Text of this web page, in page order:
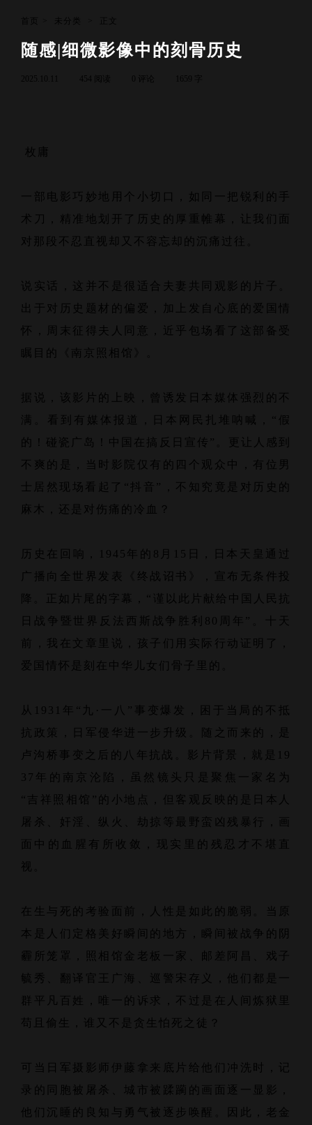
首页 未分类
随感|细微影像中的刻骨历史
2025.10.11 454 阅读 0 评论 1659 字
枚庸
一部电影巧妙地用个小切口，如同一把锐利的手
术刀，精准地划开了历史的厚重帷幕，让我们面
对那段不忍直视却又不容忘却的沉痛过往。
说实话，这并不是很适合夫妻共同观影的片子。
出于对历史题材的偏爱，加上发自心底的爱国情
怀，周末征得夫人同意，近乎包场看了这部备受
瞩目的《南京照相馆》。
据说，该影片的上映，曾诱发日本媒体强烈的不
满。看到有媒体报道，日本网民扎堆呐喊，“假
的！碰瓷广岛！中国在搞反日宣传”。更让人感到
不爽的是，当时影院仅有的四个观众中，有位男
士居然现场看起了“抖音”，不知究竟是对历史的
麻木，还是对伤痛的冷血？
历史在回响，1945年的8月15日，日本天皇通过
广播向全世界发表《终战诏书》，宣布无条件投
降。正如片尾的字幕，“谨以此片献给中国人民抗
日战争暨世界反法西斯战争胜利80周年”。十天
前，我在文章里说，孩子们用实际行动证明了，
爱国情怀是刻在中华儿女们骨子里的。
从1931年“九·一八”事变爆发，困于当局的不抵
抗政策，日军侵华进一步升级。随之而来的，是
卢沟桥事变之后的八年抗战。影片背景，就是19
37年的南京沦陷，虽然镜头只是聚焦一家名为
“吉祥照相馆”的小地点，但客观反映的是日本人
屠杀、奸淫、纵火、劫掠等最野蛮凶残暴行，画
面中的血腥有所收敛，现实里的残忍才不堪直
视。
在生与死的考验面前，人性是如此的脆弱。当原
本是人们定格美好瞬间的地方，瞬间被战争的阴
霾所笼罩，照相馆金老板一家、邮差阿昌、戏子
毓秀、翻译官王广海、巡警宋存义，他们都是一
群平凡百姓，唯一的诉求，不过是在人间炼狱里
苟且偷生，谁又不是贪生怕死之徒？
可当日军摄影师伊藤拿来底片给他们冲洗时，记
录的同胞被屠杀、城市被蹂躏的画面逐一显影，
他们沉睡的良知与勇气被逐步唤醒。因此，老金